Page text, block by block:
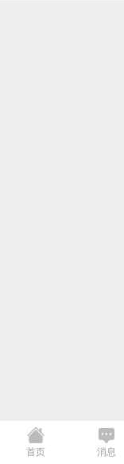
首页 消息